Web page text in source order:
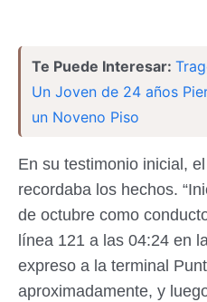
Te Puede Interesar:
Un Joven de 24 años
un Noveno Piso
En su testimonio inicial,
recordaba los hechos.
de octubre como
línea 121 a las 04:24 en
expreso a la terminal
aproximadamente, y